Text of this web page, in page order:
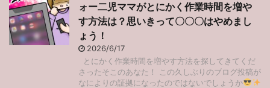
ォー二児ママがとにかく作業時間を増や
す方法は？思いきって〇〇〇はやめまし
ょう！
2026/6/17
とにかく作業時間を増やす方法を探してきてくだ
さったそこのあなた！ この久しぶりのブログ投稿が
なによりの証拠になったのではないでしょうか